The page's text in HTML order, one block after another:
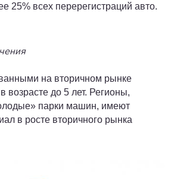
25% всех перерегистраций авто.
на вторичном рынке
возрасте до 5 лет. Регионы,
парки машин, имеют
в росте вторичного рынка